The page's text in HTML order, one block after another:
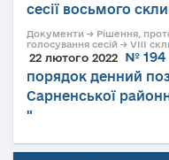
сесії восьмого
Документи → Рішення,
голосування сесій → VIII
22 лютого 2022
№ 194
порядок денний
Сарненської
"